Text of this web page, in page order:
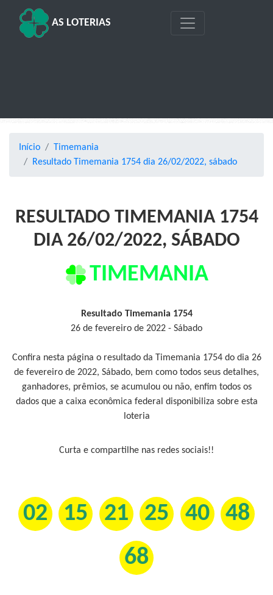
AS LOTERIAS
Início
Timemania
Resultado Timemania 1754 dia 26/02/2022, sábado
RESULTADO TIMEMANIA 1754
DIA 26/02/2022, SÁBADO
TIMEMANIA
Resultado Timemania 1754
26 de fevereiro de 2022 - Sábado
Confira nesta página o resultado da Timemania 1754 do dia 26
de fevereiro de 2022, Sábado, bem como todos seus detalhes,
ganhadores, prêmios, se acumulou ou não, enfim todos os
dados que a caixa econômica federal disponibiliza sobre esta
loteria
Curta e compartilhe nas redes sociais!!
02 15 21 25 40
48
68